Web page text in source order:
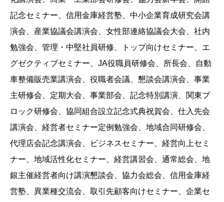
記念セミナー、信用金庫経営塾、中小企業育成研究会講
演会、産業協議会講演会、女性部連絡協議会大会、社内
勉強会、管理・中堅社員研修、トップ向けセミナー、エ
グゼクティブセミナー、JA役職員研修会、所長会、自動
車整備販売業講演会、役職者会議、懇談会講演会、事業
主研修会、定期大会、事業部会、記念特別講演、関東ブ
ロック研修会、協同組合設立記念式典祝賀会、仕入先会
講演会、経営者セミナー定例勉強会、地域合同研修会、
代理店会記念講演会、ビジネスセミナー、経営向上セミ
ナー、地域活性化セミナー、経営講習会、通常総会、地
銀主催経営者向け講演懇談会、協力会総会、信用金庫経
営塾、異業種交流会、取引先顧客向けセミナー、企業セ